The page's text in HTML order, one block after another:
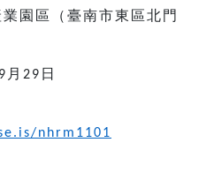
園區（臺南市東區北門
9 月 29 日
nhrm1101